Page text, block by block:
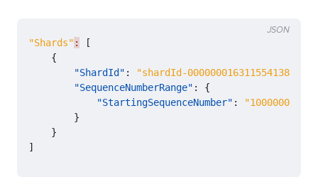
"Shards" :
[
{
"ShardId" :
"shardId-00000001631155413833-
"SequenceNumberRange" :
{
"StartingSequenceNumber" :
}
}
]
JSON